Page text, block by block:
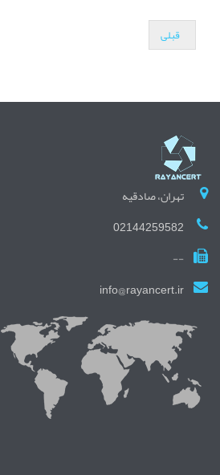
قبلی
تهران، صادقیه
02144259582
--
info@rayancert.ir